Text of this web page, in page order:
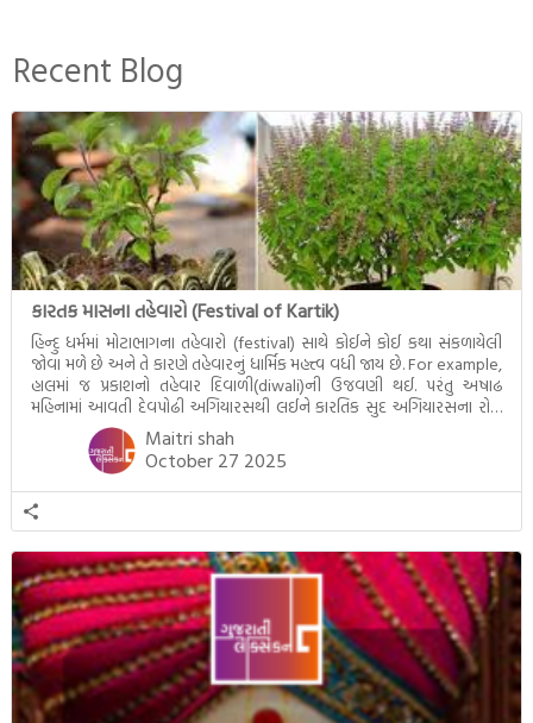
ઉત્તરાધિકારી તરીકે સ્થાપે છે તે
દૃશ્યો અંકિત થયાં છે. ટૂંકમાં બુદ્ધનાં
જીવનના અંતિમ દિવસોની યાત્રાનો
પરિપાક જોવા મળે […]
Recent Blog
કારતક માસના તહેવારો (Festival of Kartik)
હિન્દુ ધર્મમાં મોટાભાગના તહેવારો (festival) સાથે કોઈને કોઈ કથા સંકળાયેલી
જોવા મળે છે અને તે કારણે તહેવારનું ધાર્મિક મહત્ત્વ વધી જાય છે. For example,
હાલમાં જ પ્રકાશનો તહેવાર દિવાળી(diwali)ની ઉજવણી થઈ. પરંતુ અષાઢ
મહિનામાં આવતી દેવપોઢી અગિયારસથી લઈને કારતિક સુદ અગિયારસના રોજ
આવતી દેવ ઊઠી અગિયારસ વચ્ચે મોટેભાગે યજ્ઞોપવીત સંસ્કાર, લગ્ન,
દીક્ષાગ્રહણ, યજ્ઞ, ગૃહપ્રવેશ જેવા […]
Maitri shah
October 27 2025